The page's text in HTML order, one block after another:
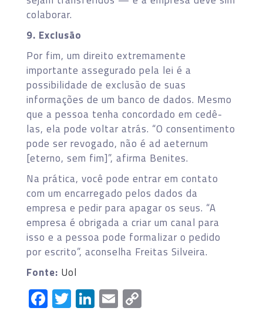
colaborar.
9. Exclusão
Por fim, um direito extremamente
importante assegurado pela lei é a
possibilidade de exclusão de suas
informações de um banco de dados. Mesmo
que a pessoa tenha concordado em cedê-
las, ela pode voltar atrás. “O consentimento
pode ser revogado, não é ad aeternum
[eterno, sem fim]”, afirma Benites.
Na prática, você pode entrar em contato
com um encarregado pelos dados da
empresa e pedir para apagar os seus. “A
empresa é obrigada a criar um canal para
isso e a pessoa pode formalizar o pedido
por escrito”, aconselha Freitas Silveira.
Fonte: Uol
Facebook
Twitter
LinkedIn
Email